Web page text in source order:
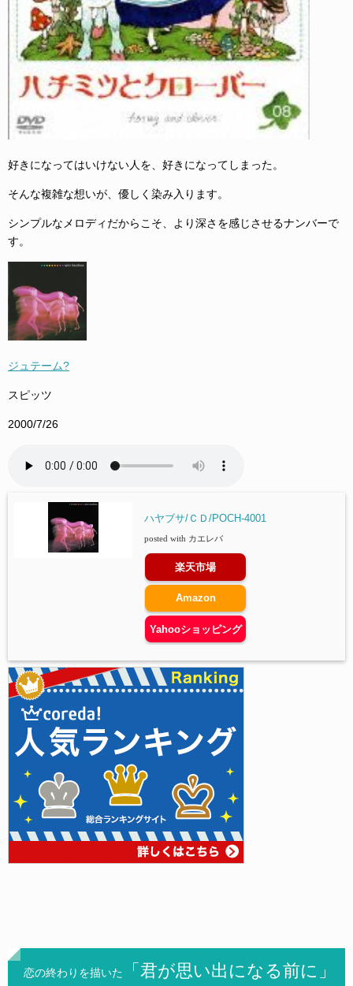
好きになってはいけない人を、好きになってしまった。
そんな複雑な想いが、優しく染み入ります。
シンプルなメロディだからこそ、より深さを感じさせるナンバーで
す。
ジュテーム?
スピッツ
2000/7/26
ハヤブサ/ＣＤ/POCH-4001
posted with カエレバ
楽天市場
Amazon
Yahooショッピング
恋の終わりを描いた 「君が思い出になる前に」